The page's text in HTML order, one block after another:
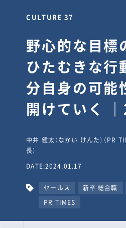
CULTURE 30
逆境では自分
スを変え“予
り、期待を超
輔塾・前編】
山田真輔（やまだ しんすけ）（
長）
DATE:2023.09.08
カルチャー CxO キ